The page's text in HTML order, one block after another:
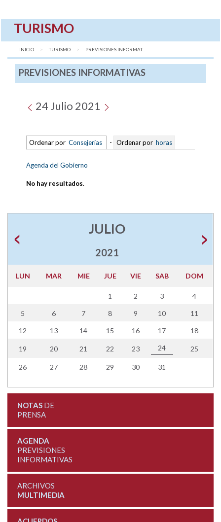
TURISMO
INICIO TURISMO AQUÍ:
PREVISIONES INFORMAT...
PREVISIONES INFORMATIVAS
24 Julio 2021
Ordenar por Consejerías - Ordenar por horas
Agenda del Gobierno
No hay resultados.
JULIO
2021
LUN MAR MIE JUE VIE SAB DOM
1 2 3 4
5 6 7 8 9 10 11
12 13 14 15 16 17 18
19 20 21 22 23 24 25
26 27 28 29 30 31
NOTASDE
PRENSA
AGENDA
PREVISIONES
INFORMATIVAS
ARCHIVOS
MULTIMEDIA